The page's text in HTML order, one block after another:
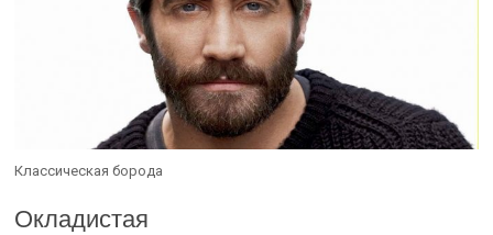
Классическая борода
Окладистая